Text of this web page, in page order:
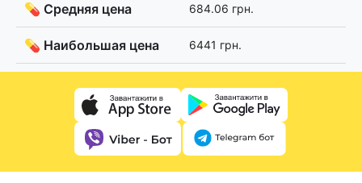
💊 Средняя цена 684.06 грн.
💊 Наибольшая цена 6441 грн.